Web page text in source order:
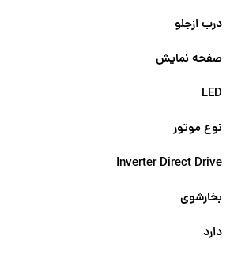
درب ازجلو
صفحه نمایش
LED
نوع موتور
Inverter Direct Drive
بخارشوی
دارد